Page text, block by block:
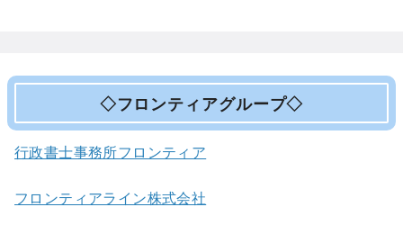
◇フロンティアグループ◇
行政書士事務所フロンティア
フロンティアライン株式会社